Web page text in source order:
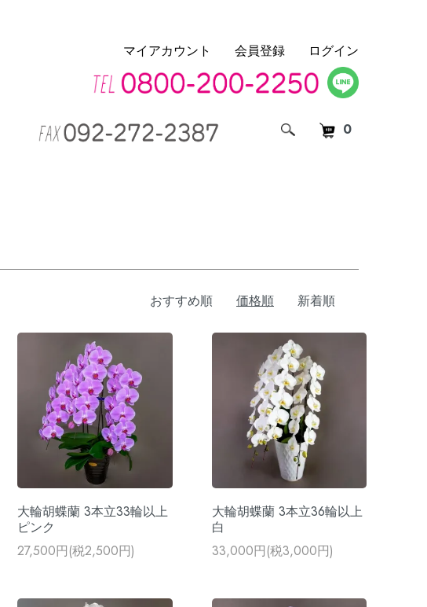
0
マイアカウント 会員登録 ログイン
おすすめ順 価格順 新着順
大輪胡蝶蘭 3本立33輪以上
ピンク
27,500円(税2,500円)
大輪胡蝶蘭 3本立36輪以上
白
33,000円(税3,000円)